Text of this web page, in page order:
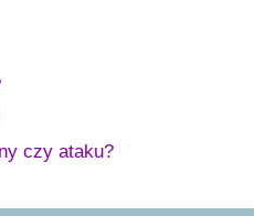
czy ataku?